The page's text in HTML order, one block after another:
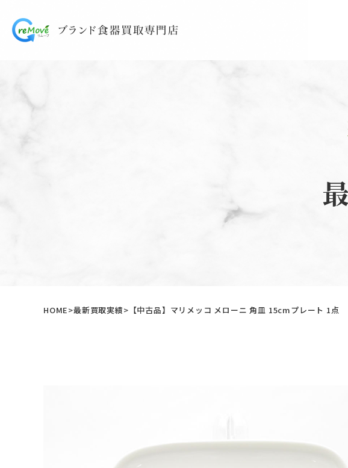
HOME 最新買取実績 【中古品】マリメッコ メローニ 角皿 15cmプレート 1点